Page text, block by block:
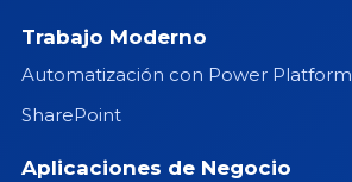
Trabajo Moderno
Automatización con Power Platform
SharePoint
Aplicaciones de Negocio